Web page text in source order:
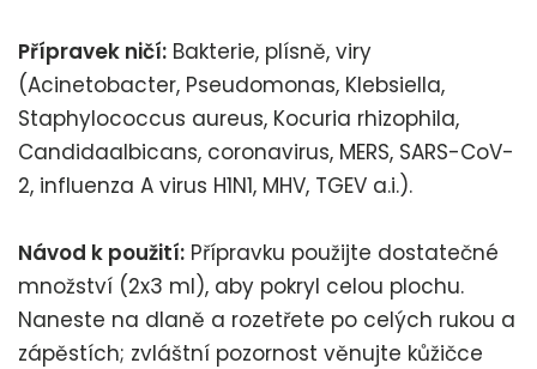
Přípravek ničí: Bakterie, plísně, viry
(Acinetobacter, Pseudomonas, Klebsiella,
Staphylococcus aureus, Kocuria rhizophila,
Candidaalbicans, coronavirus, MERS, SARS-CoV-
2, influenza A virus H1N1, MHV, TGEV a.i.).
Návod k použití: Přípravku použijte dostatečné
množství (2x3 ml), aby pokryl celou plochu.
Naneste na dlaně a rozetřete po celých rukou a
zápěstích; zvláštní pozornost věnujte kůžičce